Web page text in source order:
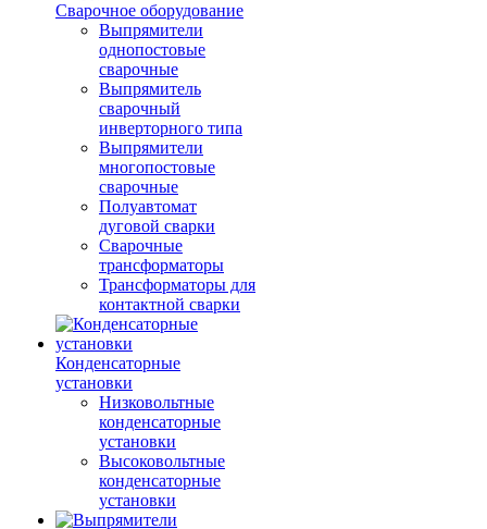
Сварочное оборудование
Выпрямители
однопостовые
сварочные
Выпрямитель
сварочный
инверторного типа
Выпрямители
многопостовые
сварочные
Полуавтомат
дуговой сварки
Сварочные
трансформаторы
Трансформаторы для
контактной сварки
Конденсаторные
установки
Низковольтные
конденсаторные
установки
Высоковольтные
конденсаторные
установки